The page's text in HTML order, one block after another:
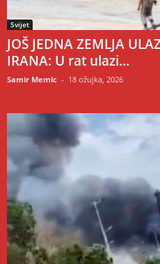
Svijet
JOŠ JEDNA ZEMLJA
IRANA: U rat ulazi...
Samir Memic - 18 ožujka, 2026